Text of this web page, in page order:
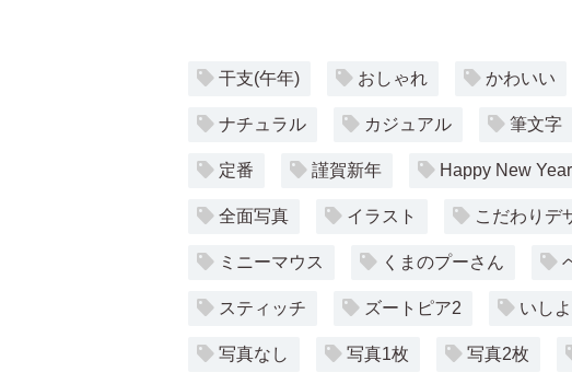
干支(午年) おしゃれ かわいい
ナチュラル カジュアル 筆文字
定番 謹賀新年 Happy New Year
全面写真 イラスト こだわりデ
ミニーマウス くまのプーさん
スティッチ ズートピア2 いし
写真なし 写真1枚 写真2枚